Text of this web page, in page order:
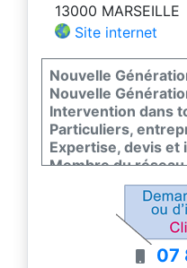
13000 MARSEILLE
Site internet
Nouvelle
Nouvelle
Intervention dans
Particuliers,
Expertise, devis
Membre du
meilleurs
07